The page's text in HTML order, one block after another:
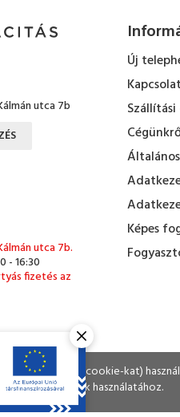
utca 7b
utca 7b.
- 16:30
fizetés az
Új
Kapcsolat
Képes
is sütiket (cookie-kat)
hozzájárul a sütik használatához.